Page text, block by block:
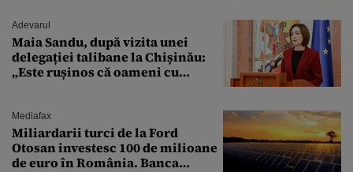
Adevarul
Maia Sandu, după vizita unei
delegației talibane la Chișinău:
„Este rușinos că oameni cu
Mediafax
Miliardarii turci de la Ford
Otosan investesc 100 de milioane
de euro în România. Banca